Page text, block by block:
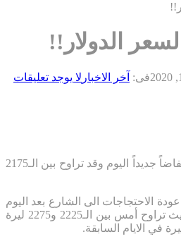
الدولار!!
فى: آخر الاخبار لا يوجد تعليقات
سجلّ سعر صرف الدولار انخفاضاً جديداً اليوم وقد تراوح بين الـ2175
الاحتجاجات الى الشارع بعد اليوم
الأوّل من أسبوع الغضب، بحيث تراوح أمس بين الـ2225 و2275 ليرة